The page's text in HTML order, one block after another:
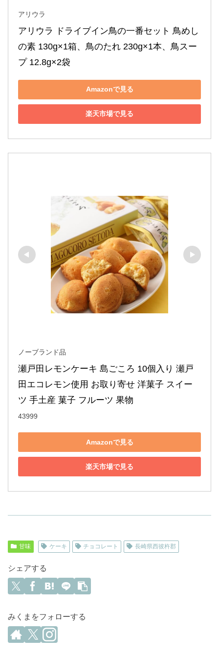
アリウラ
アリウラ ドライブイン鳥の一番セット 鳥めし
の素 130g×1箱、鳥のたれ 230g×1本、鳥スー
プ 12.8g×2袋
Amazonで見る
楽天市場で見る
ノーブランド品
瀬戸田レモンケーキ 島ごころ 10個入り 瀬戸
田エコレモン使用 お取り寄せ 洋菓子 スイー
ツ 手土産 菓子 フルーツ 果物
43999
Amazonで見る
楽天市場で見る
甘味 ケーキ チョコレート 長崎県西彼杵郡
シェアする
みくまをフォローする